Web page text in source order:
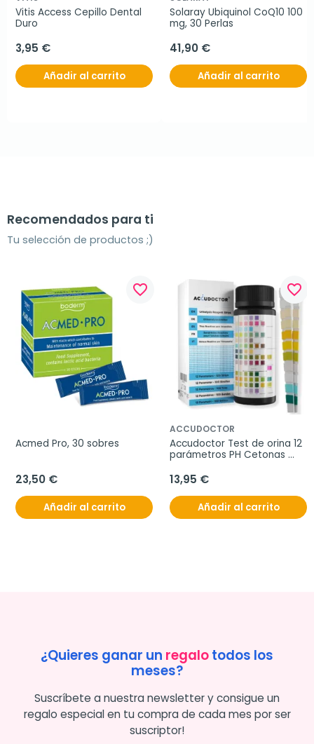
Vitis Access Cepillo Dental
Duro
3,95 €
Añadir al carrito
Solaray Ubiquinol CoQ10 100
mg, 30 Perlas
41,90 €
Añadir al carrito
Recomendados para ti
Tu selección de productos ;)
favorite_border
Acmed Pro, 30 sobres
23,50 €
Añadir al carrito
favorite_border
ACCUDOCTOR
Accudoctor Test de orina 12
parámetros PH Cetonas
13,95 €
Añadir al carrito
¿Quieres ganar un regalotodos los
meses?
Suscríbete a nuestra newsletter y consigue un
regalo especial en tu compra de cada mes por ser
suscriptor!